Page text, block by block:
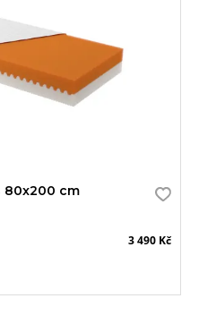
80x200 cm
3 490 Kč